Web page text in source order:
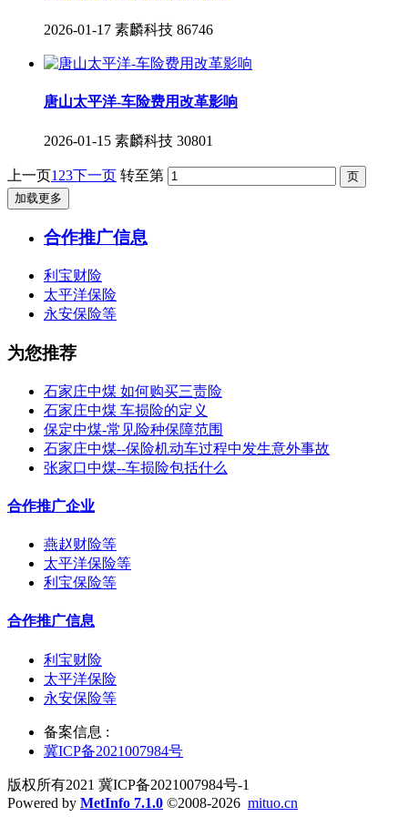
2026-01-17 素麟科技 86746
唐山太平洋-车险费用改革影响
2026-01-15 素麟科技 30801
上一页1 23下一页 转至第
加载更多
合作推广信息
利宝财险
太平洋保险
永安保险等
为您推荐
石家庄中煤 如何购买三责险
石家庄中煤 车损险的定义
保定中煤-常见险种保障范围
石家庄中煤--保险机动车过程中发生意外事故
张家口中煤--车损险包括什么
合作推广企业
燕赵财险等
太平洋保险等
利宝保险等
合作推广信息
利宝财险
太平洋保险
永安保险等
备案信息 :
冀ICP备2021007984号
版权所有2021 冀ICP备2021007984号-1
Powered by MetInfo 7.1.0 ©2008-2026 mituo.cn